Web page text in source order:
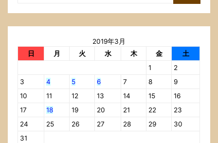
さ
ま
す．
2019年3月
日
月 火 水 木 金
土
1
2
3
4 5 6 7 8
9
10
11 12 13 14 15
16
17
18 19 20 21 22
23
24
25 26 27 28 29
30
31